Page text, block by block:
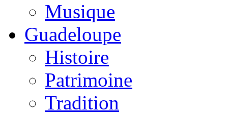
Musique
Guadeloupe
Histoire
Patrimoine
Tradition